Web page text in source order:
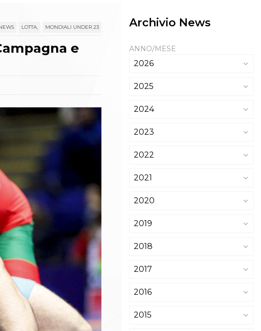
LOTTA, MONDIALI UNDER 23
e
Archivio News
ANNO/MESE
2026
2025
2024
2023
2022
2021
2020
2019
2018
2017
2016
2015